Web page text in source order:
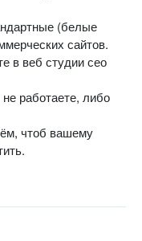
(белые
сайтов.
в веб студии сео
работаете, либо
чтоб вашему